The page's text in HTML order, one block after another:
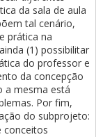
da sala de aula
tal cenário,
prática na
(1) possibilitar
do professor e
da concepção
a mesma está
Por fim,
do subprojeto:
conceitos